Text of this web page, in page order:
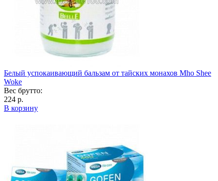
Белый успокаивающий бальзам от тайских монахов Mho Shee
Woke
Вес брутто:
224 р.
В корзину